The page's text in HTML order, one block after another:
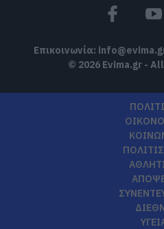
Επικοινωνία:
© 2026 Evima.gr -